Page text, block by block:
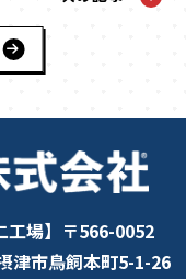
工場】〒566-0052
津市鳥飼本町5-1-26